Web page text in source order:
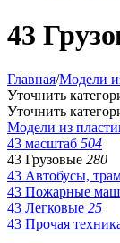
43
Главная/Модели
Уточнить
Уточнить
Модели из
43 масштаб 504
43 Грузовые 280
43 Автобусы,
43 Пожарные
43 Легковые 25
43 Прочая